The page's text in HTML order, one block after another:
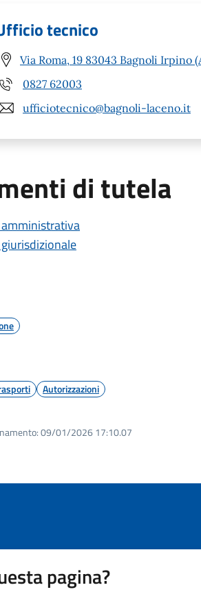
tecnico
Via Roma, 19 83043 Bagnoli Irpino
0827 62003
ufficiotecnico@bagnoli-laceno.it
di tutela
Autorizzazioni
09/01/2026 17:10.07
pagina?